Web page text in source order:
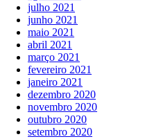
julho 2021
junho 2021
maio 2021
abril 2021
março 2021
fevereiro 2021
janeiro 2021
dezembro 2020
novembro 2020
outubro 2020
setembro 2020